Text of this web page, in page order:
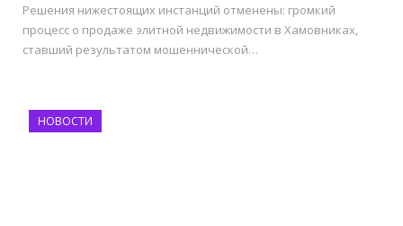
Решения нижестоящих инстанций отменены: громкий
процесс о продаже элитной недвижимости в Хамовниках,
ставший результатом мошеннической…
НОВОСТИ